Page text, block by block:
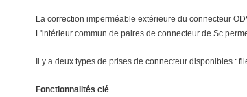
La correction imperméable extérieure du connecteur
L'intérieur commun de paires de connecteur de Sc
Il y a deux types de prises de connecteur disponibles :
Fonctionnalités clé